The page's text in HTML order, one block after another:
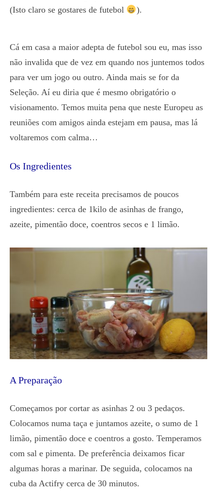
(Isto claro se gostares de futebol
).
Cá em casa a maior adepta de futebol sou eu, mas isso
não invalida que de vez em quando nos juntemos todos
para ver um jogo ou outro. Ainda mais se for da
Seleção. Aí eu diria que é mesmo obrigatório o
visionamento. Temos muita pena que neste Europeu as
reuniões com amigos ainda estejam em pausa, mas lá
voltaremos com calma…
Os Ingredientes
Também para este receita precisamos de poucos
ingredientes: cerca de 1kilo de asinhas de frango,
azeite, pimentão doce, coentros secos e 1 limão.
A Preparação
Começamos por cortar as asinhas 2 ou 3 pedaços.
Colocamos numa taça e juntamos azeite, o sumo de 1
limão, pimentão doce e coentros a gosto. Temperamos
com sal e pimenta. De preferência deixamos ficar
algumas horas a marinar. De seguida, colocamos na
cuba da Actifry cerca de 30 minutos.